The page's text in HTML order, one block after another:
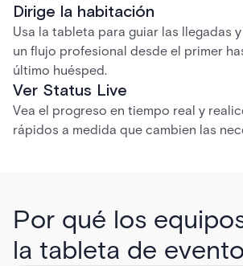
Dirige la habitación
Usa la tableta para guiar las llegadas
un flujo profesional desde el primer
último huésped.
Ver Status Live
Vea el progreso en tiempo real y
rápidos a medida que cambien las
Por qué los
la tableta de